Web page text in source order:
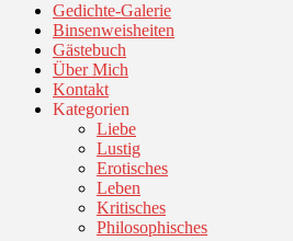
Gedichte-Galerie
Binsenweisheiten
Gästebuch
Über Mich
Kontakt
Kategorien
Liebe
Lustig
Erotisches
Leben
Kritisches
Philosophisches